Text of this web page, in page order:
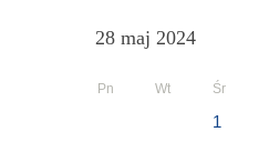
28 maj 2024
Pn Wt Śr
1